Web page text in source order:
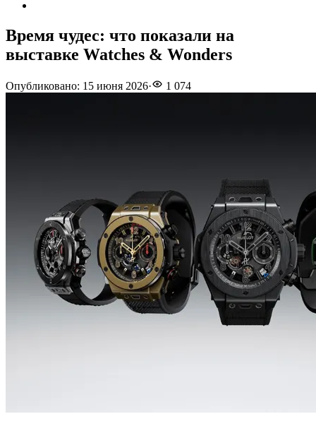
Время чудес: что показали на
выставке Watches & Wonders
Опубликовано: 15 июня 2026· 1 074